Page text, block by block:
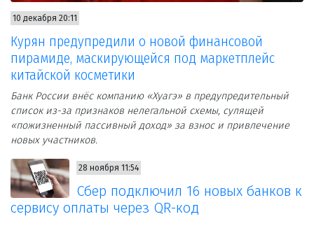
10 декабря 20:11
Курян предупредили о новой финансовой
пирамиде, маскирующейся под маркетплейс
китайской косметики
Банк России внёс компанию «Хуагэ» в предупредительный
список из-за признаков нелегальной схемы, сулящей
«пожизненный пассивный доход» за взнос и привлечение
новых участников.
28 ноября 11:54
Сбер подключил 16 новых банков к
сервису оплаты через QR-код